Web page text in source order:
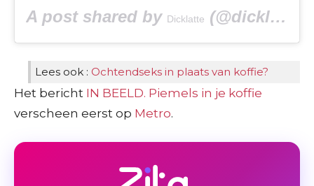
A post shared by Dicklatte (@dicklatte) on
Lees ook : Ochtendseks in plaats van koffie?
Het bericht IN BEELD. Piemels in je koffie
verscheen eerst op Metro.